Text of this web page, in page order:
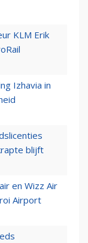
KLM Erik
Izhavia in
blijft
en Wizz Air
Airport